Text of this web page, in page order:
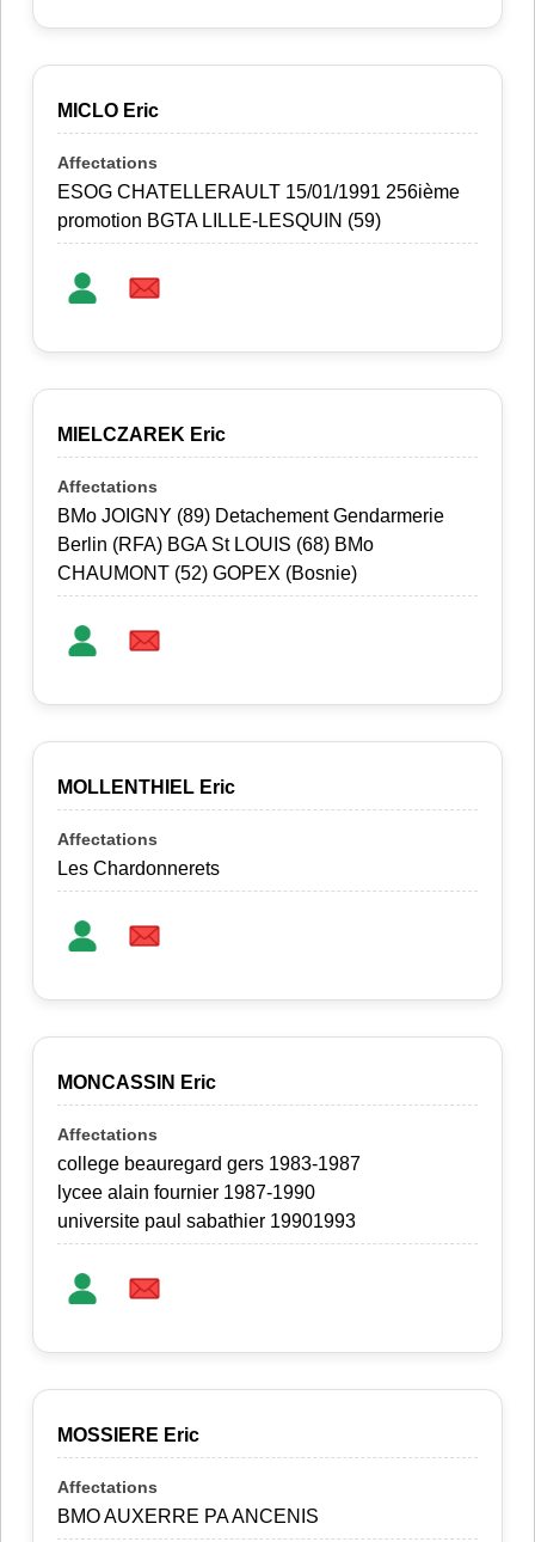
MICLO Eric
ESOG CHATELLERAULT 15/01/1991 256ième
promotion BGTA LILLE-LESQUIN (59)
MIELCZAREK Eric
BMo JOIGNY (89) Detachement Gendarmerie
Berlin (RFA) BGA St LOUIS (68) BMo
CHAUMONT (52) GOPEX (Bosnie)
MOLLENTHIEL Eric
Les Chardonnerets
MONCASSIN Eric
college beauregard gers 1983-1987
lycee alain fournier 1987-1990
universite paul sabathier 19901993
MOSSIERE Eric
BMO AUXERRE PA ANCENIS